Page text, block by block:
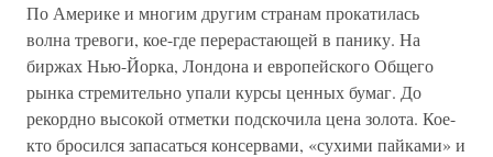
По Америке и многим другим странам прокатилась
волна тревоги, кое-где перерастающей в панику. На
биржах Нью-Йорка, Лондона и европейского Общего
рынка стремительно упали курсы ценных бумаг. До
рекордно высокой отметки подскочила цена золота. Кое-
кто бросился запасаться консервами, «сухими пайками» и